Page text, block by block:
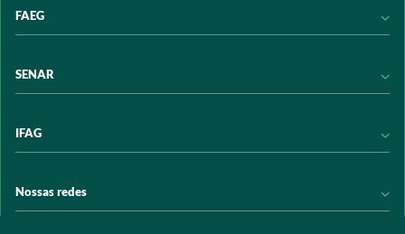
Acervo digital
Programas e Serviços
Trabalhe conosco
FAEG
Transparência
SENAR
Transparência
Arrecadação
IFAG
Programas e Serviços
Nossas redes